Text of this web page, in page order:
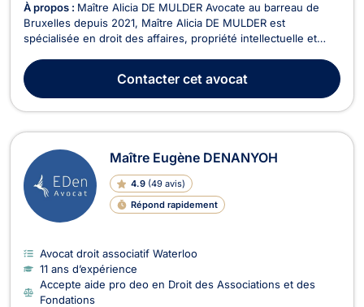
À propos : Maître Alicia DE MULDER Avocate au barreau de
Bruxelles depuis 2021, Maître Alicia DE MULDER est
spécialisée en droit des affaires, propriété intellectuelle et
entrepreneurs, startups, PME et consommateurs — dans la
sécurisation juridique de leurs projets et la gest...
Contactercet avocat
Maître Eugène DENANYOH
4.9 (49 avis)
Répond rapidement
Avocat droit associatif Waterloo
11 ans d’expérience
Accepte aide pro deo en Droit des Associations et des
Fondations